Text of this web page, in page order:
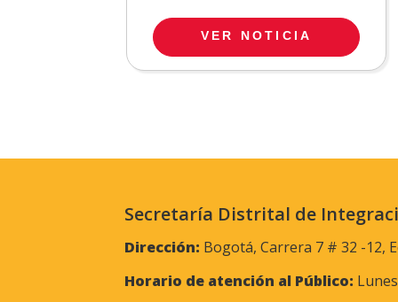
VER NOTICIA
Secretaría Distrital de
Dirección: Bogotá, Carrera 7 # 32 -12,
Horario de atención al Público: